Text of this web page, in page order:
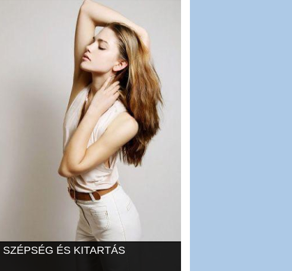
SZÉPSÉG ÉS KITARTÁS